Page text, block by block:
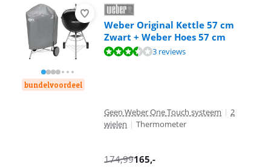
bundelvoordeel
Weber Original Kettle 57 cm
Zwart + Weber Hoes 57 cm
Beoordeling is 6,7 van de 10, gebaseerd op 3 reviews.
3 reviews
Geen Weber One Touch systeem | 2
wielen | Thermometer
174,99165,-